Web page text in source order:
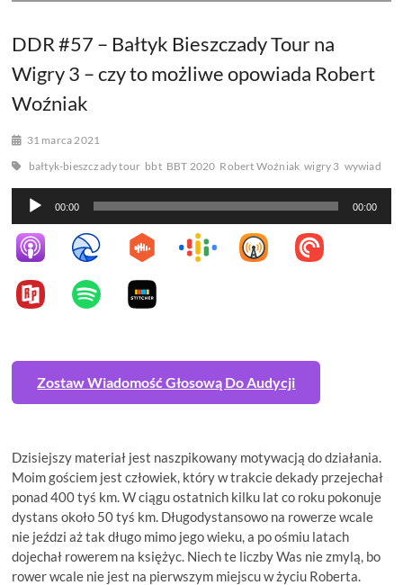
DDR #57 – Bałtyk Bieszczady Tour na
Wigry 3 – czy to możliwe opowiada Robert
Woźniak
31 marca 2021
bałtyk-bieszczady tour bbt BBT 2020 Robert Woźniak wigry 3 wywiad
Odtwarzacz
plików
dźwiękowych
00:00 00:00
Zostaw Wiadomość Głosową Do Audycji
Dzisiejszy materiał jest naszpikowany motywacją do działania.
Moim gościem jest człowiek, który w trakcie dekady przejechał
ponad 400 tyś km. W ciągu ostatnich kilku lat co roku pokonuje
dystans około 50 tyś km. Długodystansowo na rowerze wcale
nie jeździ aż tak długo mimo jego wieku, a po ośmiu latach
dojechał rowerem na księżyc. Niech te liczby Was nie zmylą, bo
rower wcale nie jest na pierwszym miejscu w życiu Roberta.